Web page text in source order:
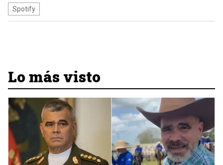
Spotify
Lo más visto